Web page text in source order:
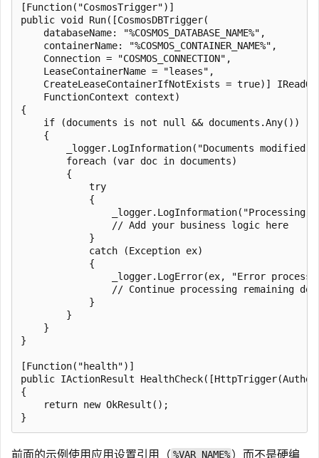
[Function("CosmosTrigger")]
public void Run([CosmosDBTrigger(
    databaseName: "%COSMOS_DATABASE_NAME%",
    containerName: "%COSMOS_CONTAINER_NAME%",
    Connection = "COSMOS_CONNECTION",
    LeaseContainerName = "leases",
CreateLeaseContainerIfNotExists = true)]
    FunctionContext context)
{
    if (documents is not null && documents.Any())
    {
_logger.LogInformation("Documents modified:
        foreach (var doc in documents)
        {
            try
            {
_logger.LogInformation("Processing
                // Add your business logic here
            }
            catch (Exception ex)
            {
_logger.LogError(ex, "Error
// Continue processing remaining
            }
        }
    }
}
[Function("health")]
public IActionResult
{
    return new OkResult();
前面的示例使用应用设置引用（ %VAR_NAME% ）而不是硬编